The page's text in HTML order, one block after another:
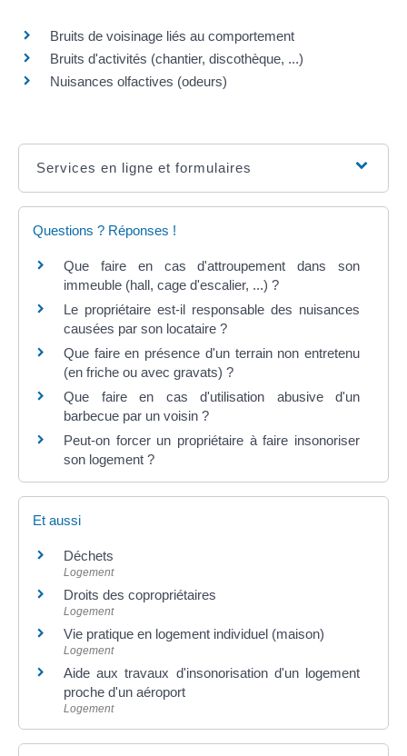
Bruits de voisinage liés au comportement
Bruits d'activités (chantier, discothèque, ...)
Nuisances olfactives (odeurs)
Services en ligne et formulaires
Questions ? Réponses !
Que faire en cas d'attroupement dans son
immeuble (hall, cage d'escalier, ...) ?
Le propriétaire est-il responsable des nuisances
causées par son locataire ?
Que faire en présence d'un terrain non entretenu
(en friche ou avec gravats) ?
Que faire en cas d'utilisation abusive d'un
barbecue par un voisin ?
Peut-on forcer un propriétaire à faire insonoriser
son logement ?
Et aussi
Déchets
Logement
Droits des copropriétaires
Logement
Vie pratique en logement individuel (maison)
Logement
Aide aux travaux d'insonorisation d'un logement
proche d'un aéroport
Logement